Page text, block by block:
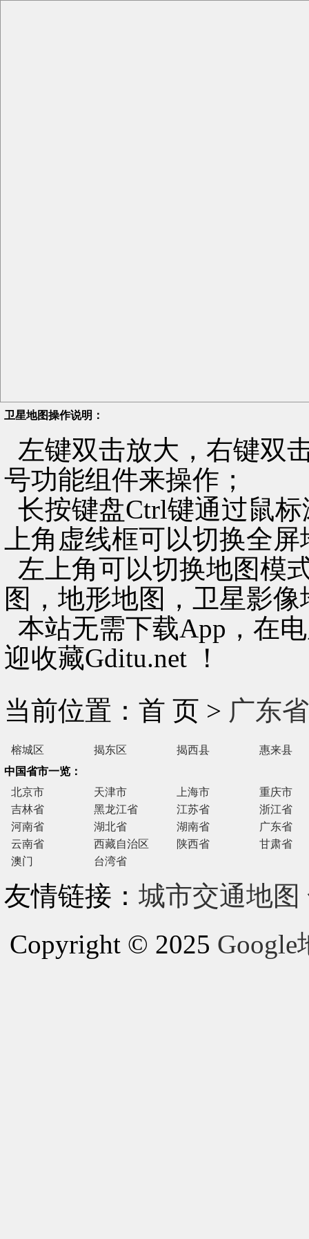
卫星地图操作说明：
左键双击放大，右键双
号功能组件来操作；
长按键盘Ctrl键通过鼠
上角虚线框可以切换全
左上角可以切换地图模
图，地形地图，卫星影像
本站无需下载App，在
迎收藏Gditu.net ！
当前位置：首 页 > 广东
榕城区 揭东区 揭西县
惠来县
中国省市一览：
北京市
天津市 上海市
重庆市
吉林省
黑龙江省 江苏省
浙江省
河南省
湖北省 湖南省
广东省
云南省
西藏自治区 陕西省
甘肃省
澳门
台湾省
友情链接： 城市交通地图
Copyright © 2025 Google